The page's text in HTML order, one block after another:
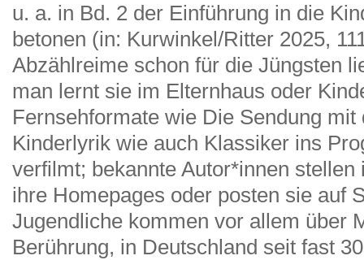
u. a. in Bd. 2 der Einführung in die
betonen (in: Kurwinkel/Ritter 2025,
Abzählreime schon für die Jüngsten
man lernt sie im Elternhaus oder
Fernsehformate wie Die Sendung
Kinderlyrik wie auch Klassiker ins
verfilmt; bekannte Autor*innen
ihre Homepages oder posten sie auf
Jugendliche kommen vor allem über
Berührung, in Deutschland seit fast